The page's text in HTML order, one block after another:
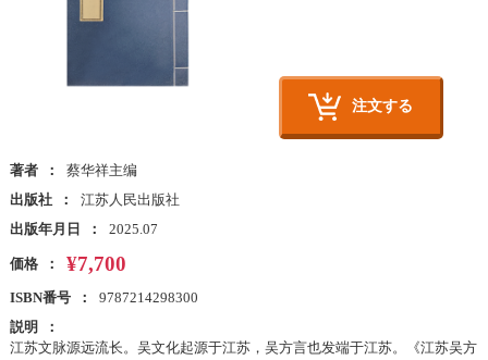
注文する
著者
蔡华祥主编
出版社
江苏人民出版社
出版年月日
2025.07
価格 ¥7,700
ISBN番号
9787214298300
説明
江苏文脉源远流长。吴文化起源于江苏，吴方言也发端于江苏。《江苏吴方